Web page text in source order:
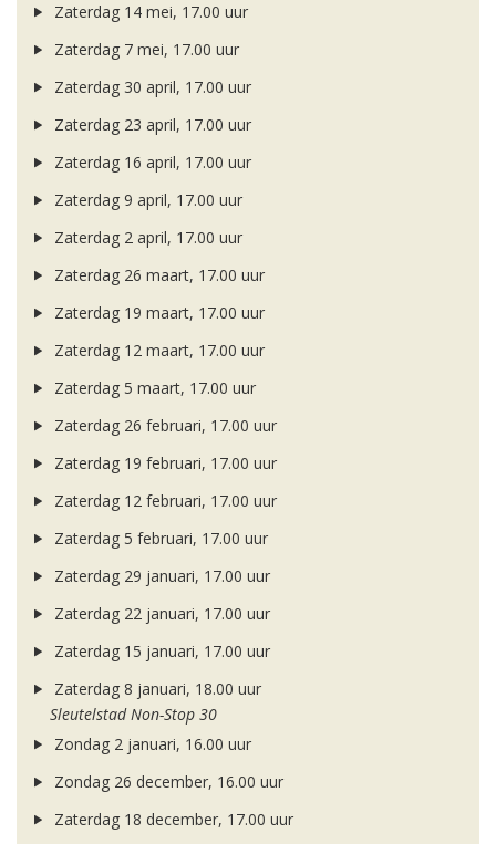
Zaterdag 14 mei, 17.00 uur
Zaterdag 7 mei, 17.00 uur
Zaterdag 30 april, 17.00 uur
Zaterdag 23 april, 17.00 uur
Zaterdag 16 april, 17.00 uur
Zaterdag 9 april, 17.00 uur
Zaterdag 2 april, 17.00 uur
Zaterdag 26 maart, 17.00 uur
Zaterdag 19 maart, 17.00 uur
Zaterdag 12 maart, 17.00 uur
Zaterdag 5 maart, 17.00 uur
Zaterdag 26 februari, 17.00 uur
Zaterdag 19 februari, 17.00 uur
Zaterdag 12 februari, 17.00 uur
Zaterdag 5 februari, 17.00 uur
Zaterdag 29 januari, 17.00 uur
Zaterdag 22 januari, 17.00 uur
Zaterdag 15 januari, 17.00 uur
Zaterdag 8 januari, 18.00 uur
Sleutelstad Non-Stop 30
Zondag 2 januari, 16.00 uur
Zondag 26 december, 16.00 uur
Zaterdag 18 december, 17.00 uur